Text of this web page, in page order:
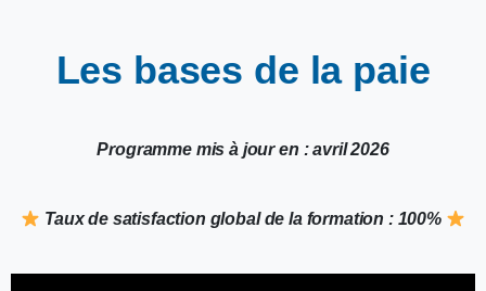
Les bases de la paie
Programme mis à jour en : avril 2026
​ Taux de satisfaction global de la formation : 100%